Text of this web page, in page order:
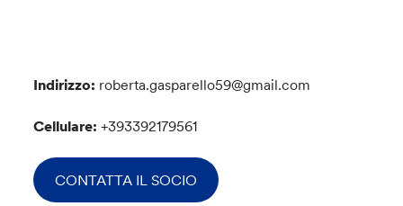
Indirizzo: roberta.gasparello59@gmail.com
Cellulare: +393392179561
CONTATTA IL SOCIO